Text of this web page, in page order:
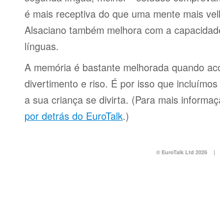
é mais receptiva do que uma mente mais
Alsaciano também melhora com a
línguas.
A memória é bastante melhorada quando
divertimento e riso. É por isso que
a sua criança se divirta. (Para mais
por detrás do EuroTalk.)
© EuroTalk Ltd 2026 |